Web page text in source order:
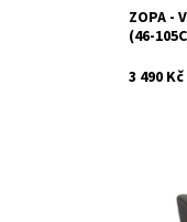
Značka:
ZOPA -
(46-
3 490 Kč